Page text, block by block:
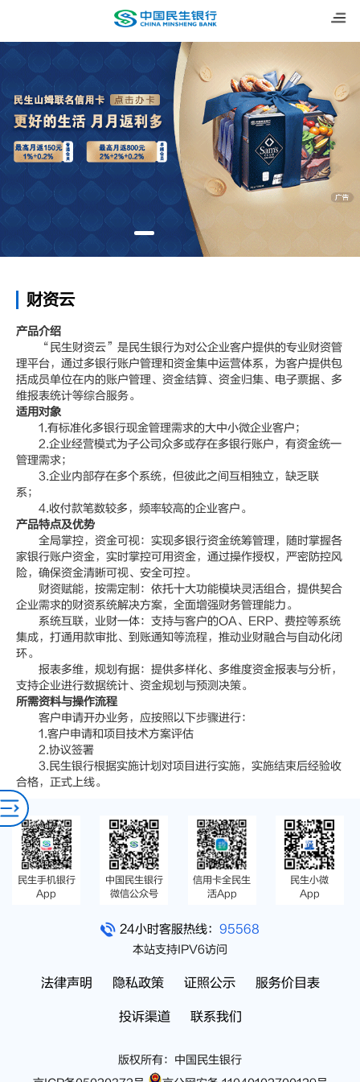
财资云
产品介绍
“民生财资云”是民生银行为对公企业客户提供的专业财资管
理平台，通过多银行账户管理和资金集中运营体系，为客户提供包
括成员单位在内的账户管理、资金结算、资金归集、电子票据、多
维报表统计等综合服务。
适用对象
1.有标准化多银行现金管理需求的大中小微企业客户；
2.企业经营模式为子公司众多或存在多银行账户，有资金统一
管理需求；
3.企业内部存在多个系统，但彼此之间互相独立，缺乏联
系；
4.收付款笔数较多，频率较高的企业客户。
产品特点及优势
全局掌控，资金可视：实现多银行资金统筹管理，随时掌握各
家银行账户资金，实时掌控可用资金，通过操作授权，严密防控风
险，确保资金清晰可视、安全可控。
财资赋能，按需定制：依托十大功能模块灵活组合，提供契合
企业需求的财资系统解决方案，全面增强财务管理能力。
系统互联，业财一体：支持与客户的OA、ERP、费控等系统
集成，打通用款审批、到账通知等流程，推动业财融合与自动化闭
环。
报表多维，规划有据：提供多样化、多维度资金报表与分析，
支持企业进行数据统计、资金规划与预测决策。
所需资料与操作流程
客户申请开办业务，应按照以下步骤进行：
1.客户申请和项目技术方案评估
2.协议签署
3.民生银行根据实施计划对项目进行实施，实施结束后经验收
合格，正式上线。
民生手机银行
App
中国民生银行
微信公众号
信用卡全民生
活App
民生小微
App
24小时客服热线： 95568
本站支持IPV6访问
法律声明 隐私政策 证照公示 服务价目表
投诉渠道 联系我们
版权所有：中国民生银行